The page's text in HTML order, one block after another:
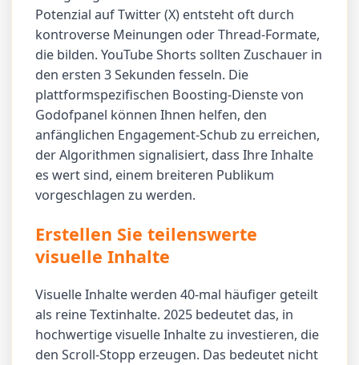
Potenzial auf Twitter (X) entsteht oft durch
kontroverse Meinungen oder Thread-Formate,
die bilden. YouTube Shorts sollten Zuschauer in
den ersten 3 Sekunden fesseln. Die
plattformspezifischen Boosting-Dienste von
Godofpanel können Ihnen helfen, den
anfänglichen Engagement-Schub zu erreichen,
der Algorithmen signalisiert, dass Ihre Inhalte
es wert sind, einem breiteren Publikum
vorgeschlagen zu werden.
Erstellen Sie teilenswerte
visuelle Inhalte
Visuelle Inhalte werden 40-mal häufiger geteilt
als reine Textinhalte. 2025 bedeutet das, in
hochwertige visuelle Inhalte zu investieren, die
den Scroll-Stopp erzeugen. Das bedeutet nicht